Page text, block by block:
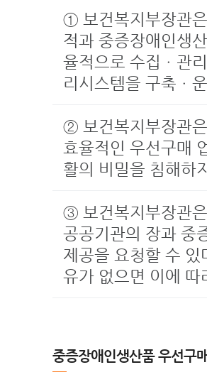
① 보건복지부장관
적과 중증장애인생
율적으로 수집ㆍ관
리시스템을 구축ㆍ
② 보건복지부장관
효율적인 우선구매
활의 비밀을 침해하
③ 보건복지부장관
공공기관의 장과 중
제공을 요청할 수
유가 없으면 이에 따
중증장애인생산품 우선구